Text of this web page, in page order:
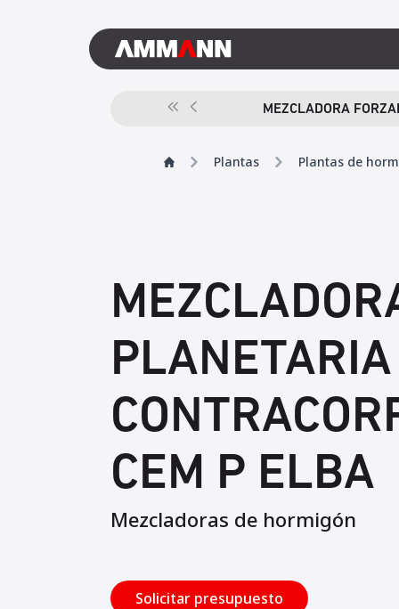
MEZCLADORA
Plantas Plantas de
CEM P ELBA
Mezcladoras de hormigón
Solicitar presupuesto